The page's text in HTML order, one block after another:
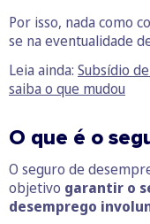
Por isso, nada como
se na eventualidade
Leia ainda: Subsídio
saiba o que mudou
O que é o
O seguro de
objetivo garantir o
desemprego